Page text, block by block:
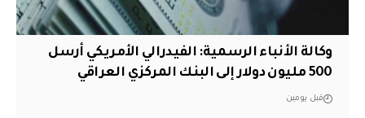
وكالة الأنباء الرسمية: الفيدرالي الأمريكي أرسل
500 مليون دولار إلى البنك المركزي العراقي
قبل يومين